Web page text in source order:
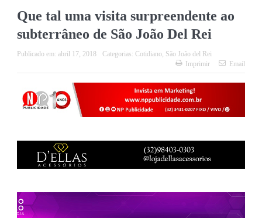
Que tal uma visita surpreendente ao
subterrâneo de São João Del Rei
Publicado em: abril 17, 2018 Categorias: Cotidiano, São João del Rei
Imprimir
Email